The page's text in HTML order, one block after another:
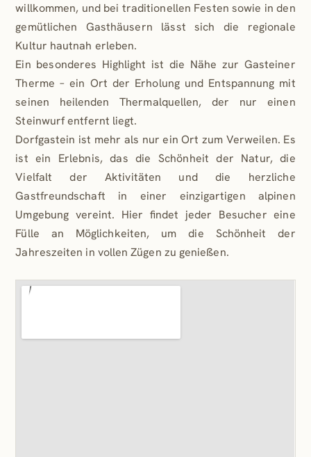
willkommen, und bei traditionellen Festen sowie in den
gemütlichen Gasthäusern lässt sich die regionale
Kultur hautnah erleben.
Ein besonderes Highlight ist die Nähe zur Gasteiner
Therme – ein Ort der Erholung und Entspannung mit
seinen heilenden Thermalquellen, der nur einen
Steinwurf entfernt liegt.
Dorfgastein ist mehr als nur ein Ort zum Verweilen. Es
ist ein Erlebnis, das die Schönheit der Natur, die
Vielfalt der Aktivitäten und die herzliche
Gastfreundschaft in einer einzigartigen alpinen
Umgebung vereint. Hier findet jeder Besucher eine
Fülle an Möglichkeiten, um die Schönheit der
Jahreszeiten in vollen Zügen zu genießen.